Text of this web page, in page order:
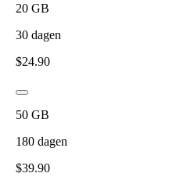
20 GB
30 dagen
$24.90
50 GB
180 dagen
$39.90